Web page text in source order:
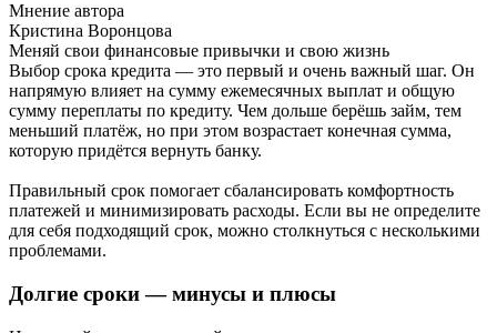
Мнение автора
Кристина Воронцова
Меняй свои финансовые привычки и свою жизнь
Выбор срока кредита — это первый и очень важный шаг. Он
напрямую влияет на сумму ежемесячных выплат и общую
сумму переплаты по кредиту. Чем дольше берёшь займ, тем
меньший платёж, но при этом возрастает конечная сумма,
которую придётся вернуть банку.
Правильный срок помогает сбалансировать комфортность
платежей и минимизировать расходы. Если вы не определите
для себя подходящий срок, можно столкнуться с несколькими
проблемами.
Долгие сроки — минусы и плюсы